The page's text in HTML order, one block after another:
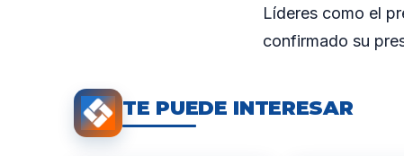
Líderes como el
confirmado su
TE PUEDE INTERESAR